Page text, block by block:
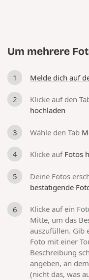
Um mehrere
Melde dich auf
Klicke auf den
hochladen
Wähle den Tab
Klicke auf Fotos
Deine Fotos
bestätigende
Klicke auf ein
Mitte, um das
auszufüllen. Gib
Foto mit einer
Beschreibung
angeben, an
(nicht das, was